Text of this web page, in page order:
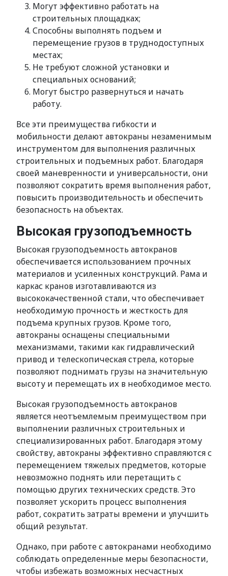
Могут эффективно работать на
строительных площадках;
Способны выполнять подъем и
перемещение грузов в труднодоступных
местах;
Не требуют сложной установки и
специальных оснований;
Могут быстро развернуться и начать
работу.
Все эти преимущества гибкости и
мобильности делают автокраны незаменимым
инструментом для выполнения различных
строительных и подъемных работ. Благодаря
своей маневренности и универсальности, они
позволяют сократить время выполнения работ,
повысить производительность и обеспечить
безопасность на объектах.
Высокая грузоподъемность
Высокая грузоподъемность автокранов
обеспечивается использованием прочных
материалов и усиленных конструкций. Рама и
каркас кранов изготавливаются из
высококачественной стали, что обеспечивает
необходимую прочность и жесткость для
подъема крупных грузов. Кроме того,
автокраны оснащены специальными
механизмами, такими как гидравлический
привод и телескопическая стрела, которые
позволяют поднимать грузы на значительную
высоту и перемещать их в необходимое место.
Высокая грузоподъемность автокранов
является неотъемлемым преимуществом при
выполнении различных строительных и
специализированных работ. Благодаря этому
свойству, автокраны эффективно справляются с
перемещением тяжелых предметов, которые
невозможно поднять или перетащить с
помощью других технических средств. Это
позволяет ускорить процесс выполнения
работ, сократить затраты времени и улучшить
общий результат.
Однако, при работе с автокранами необходимо
соблюдать определенные меры безопасности,
чтобы избежать возможных несчастных